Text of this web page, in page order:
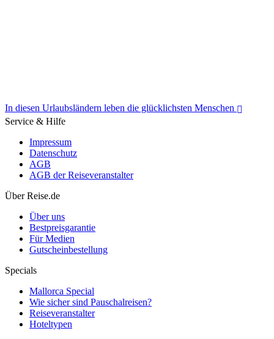
In diesen Urlaubsländern leben die glücklichsten Menschen
In diesen Urlaubsländern leben die glücklichsten Menschen
Service & Hilfe
Impressum
Datenschutz
AGB
AGB der Reiseveranstalter
Über Reise.de
Über uns
Bestpreisgarantie
Für Medien
Gutscheinbestellung
Specials
Mallorca Special
Wie sicher sind Pauschalreisen?
Reiseveranstalter
Hoteltypen